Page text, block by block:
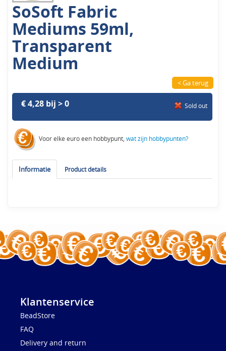
SoSoft Fabric
Mediums 59ml,
Transparent
Medium
< Ga terug
€ 4,28 bij > 0 Sold out
Voor elke euro een hobbypunt,wat zijn hobbypunten?
Informatie Product details
Klantenservice
BeadStore
FAQ
Delivery and return